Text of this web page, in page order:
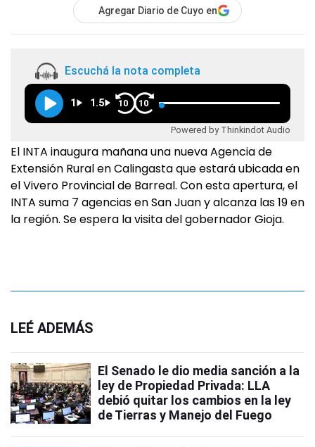
Agregar Diario de Cuyo en
Escuchá la nota completa
1 1.5 10 10
Powered by Thinkindot Audio
El INTA inaugura mañana una nueva Agencia de
Extensión Rural en Calingasta que estará ubicada en
el Vivero Provincial de Barreal. Con esta apertura, el
INTA suma 7 agencias en San Juan y alcanza las 19 en
la región. Se espera la visita del gobernador Gioja.
LEÉ ADEMÁS
El Senado le dio media sanción a la
ley de Propiedad Privada: LLA
debió quitar los cambios en la ley
de Tierras y Manejo del Fuego